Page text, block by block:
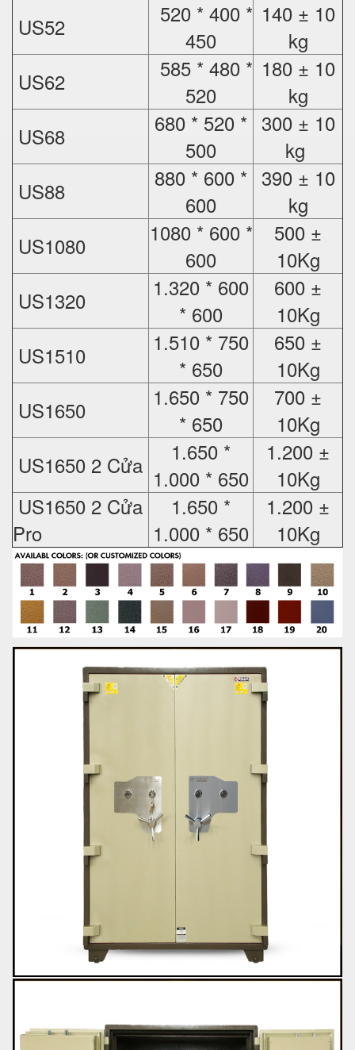
US52
520 * 400 *
450
140 ± 10
kg
US62
585 * 480 *
520
180 ± 10
kg
US68
680 * 520 *
500
300 ± 10
kg
US88
880 * 600 *
600
390 ± 10
kg
US1080
1080 * 600 *
600
500 ±
10Kg
US1320
1.320 * 600
* 600
600 ±
10Kg
US1510
1.510 * 750
* 650
650 ±
10Kg
US1650
1.650 * 750
* 650
700 ±
10Kg
US1650 2 Cửa
1.650 *
1.000 * 650
1.200 ±
10Kg
US1650 2 Cửa
Pro
1.650 *
1.000 * 650
1.200 ±
10Kg